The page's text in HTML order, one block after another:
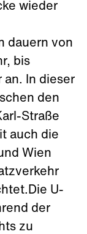
wieder
dauern von
bis
In dieser
den
Straße
auch die
Wien
U-
der
zu